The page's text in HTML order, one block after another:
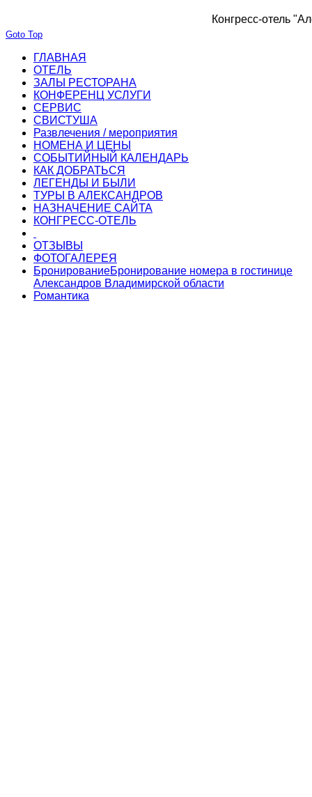
Конгресс-отель
Goto Top
ГЛАВНАЯ
ОТЕЛЬ
ЗАЛЫ РЕСТОРАНА
КОНФЕРЕНЦ УСЛУГИ
СЕРВИС
СВИСТУША
Развлечения / мероприятия
НОМЕНА И ЦЕНЫ
СОБЫТИЙНЫЙ КАЛЕНДАРЬ
КАК ДОБРАТЬСЯ
ЛЕГЕНДЫ И БЫЛИ
ТУРЫ В АЛЕКСАНДРОВ
НАЗНАЧЕНИЕ САЙТА
КОНГРЕСС-ОТЕЛЬ
ОТЗЫВЫ
ФОТОГАЛЕРЕЯ
БронированиеБронирование номера в гостинице
Александров Владимирской области
Романтика